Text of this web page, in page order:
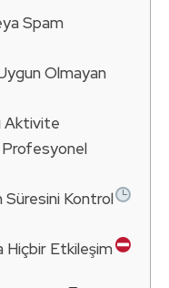
Spam
Olmayan
Aktivite
Profesyonel
Süresini Kontrol
Etkileşim